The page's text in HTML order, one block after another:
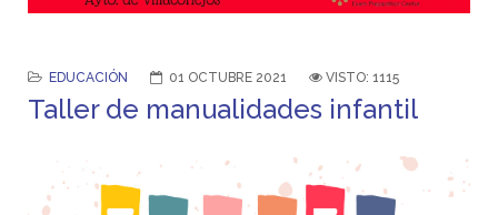
EDUCACIÓN 01 OCTUBRE 2021 VISTO: 1115
Taller de manualidades infantil